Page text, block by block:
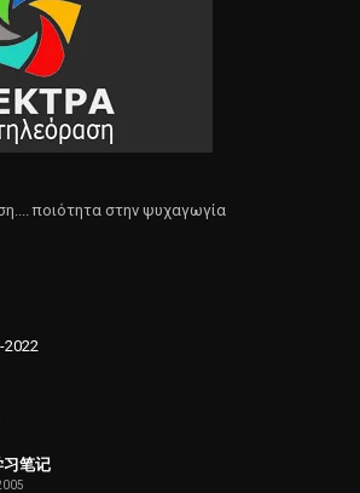
ποιότητα στην ψυχαγωγία
2022
笔记